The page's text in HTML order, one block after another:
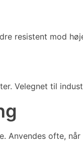
resistent mod
Velegnet til
Anvendes ofte,